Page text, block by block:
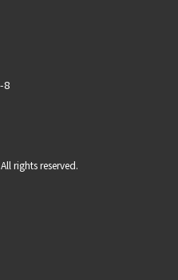
8
rights reserved.